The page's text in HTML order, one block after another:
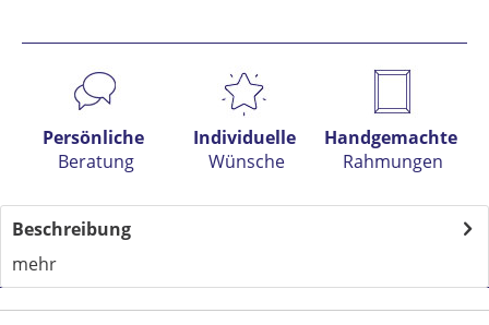
Preis anfragen
Persönliche
Beratung
Individuelle
Wünsche
Handgemachte
Rahmungen
Beschreibung
mehr